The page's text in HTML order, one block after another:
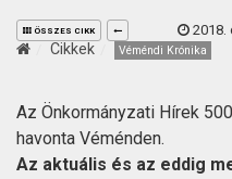
KINCSES BARANYA
ÖSSZES CIKK 2018.
Cikkek Véméndi Krónika
Az Önkormányzati Hírek
havonta Véménden.
Az aktuális és az eddig